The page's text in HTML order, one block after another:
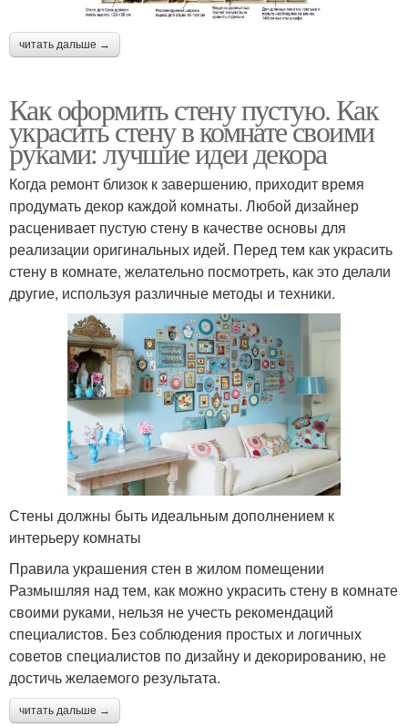
читать дальше →
Как оформить стену пустую. Как
украсить стену в комнате своими
руками: лучшие идеи декора
Когда ремонт близок к завершению, приходит время
продумать декор каждой комнаты. Любой дизайнер
расценивает пустую стену в качестве основы для
реализации оригинальных идей. Перед тем как украсить
стену в комнате, желательно посмотреть, как это делали
другие, используя различные методы и техники.
Стены должны быть идеальным дополнением к
интерьеру комнаты
Правила украшения стен в жилом помещении
Размышляя над тем, как можно украсить стену в комнате
своими руками, нельзя не учесть рекомендаций
специалистов. Без соблюдения простых и логичных
советов специалистов по дизайну и декорированию, не
достичь желаемого результата.
читать дальше →